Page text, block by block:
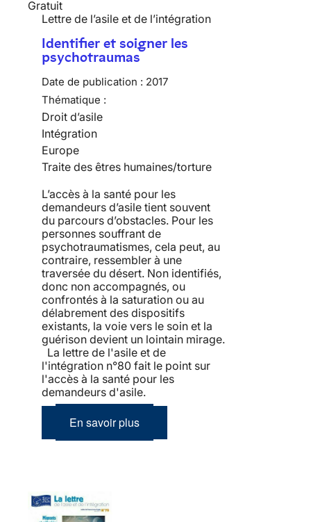
Gratuit
Lettre de l’asile et de l’intégration
Identifier et soigner les
psychotraumas
Date de publication : 2017
Thématique :
Droit d’asile
Intégration
Europe
Traite des êtres humaines/torture
L’accès à la santé pour les
demandeurs d’asile tient souvent
du parcours d’obstacles. Pour les
personnes souffrant de
psychotraumatismes, cela peut, au
contraire, ressembler à une
traversée du désert. Non identifiés,
donc non accompagnés, ou
confrontés à la saturation ou au
délabrement des dispositifs
existants, la voie vers le soin et la
guérison devient un lointain mirage.
La lettre de l'asile et de
l'intégration n°80 fait le point sur
l'accès à la santé pour les
demandeurs d'asile.
En savoir plus